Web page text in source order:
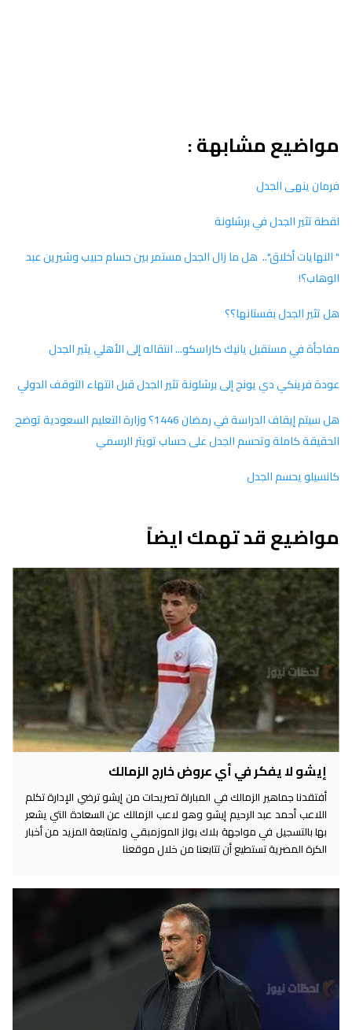
مواضيع مشابهة :
فرمان ينهى الجدل
لقطة تثير الجدل في برشلونة
" النهايات أخلاق".. هل ما زال الجدل مستمر بين حسام حبيب وشيرين عبد
الوهاب؟!
هل تثير الجدل بفستانها؟؟
مفاجأة في مستقبل يانيك كاراسكو... انتقاله إلى الأهلي يثير الجدل
عودة فرينكي دي يونج إلى برشلونة تثير الجدل قبل انتهاء التوقف الدولي
هل سيتم إيقاف الدراسة في رمضان 1446؟ وزارة التعليم السعودية توضح
الحقيقة كاملة وتحسم الجدل على حساب تويتر الرسمي
كانسيلو يحسم الجدل
مواضيع قد تهمك ايضاً
إيشو لا يفكر في أي عروض خارج الزمالك
أفتقدنا جماهير الزمالك في المباراة تصريحات من إيشو ترضي الإدارة تكلم
اللاعب أحمد عبد الرحيم إيشو وهو لاعب الزمالك عن السعادة التي يشعر
بها بالتسجيل في مواجهة بلاك بولز الموزمبقي ولمتابعة المزيد من أخبار
الكرة المصرية تستطيع أن تتابعنا من خلال موقعنا